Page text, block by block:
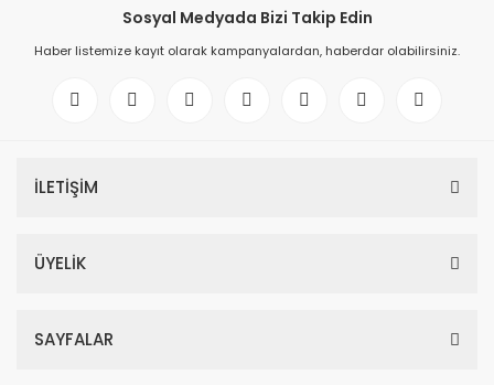
Sosyal Medyada Bizi Takip Edin
Haber listemize kayıt olarak kampanyalardan, haberdar olabilirsiniz.
İLETİŞİM
ÜYELİK
SAYFALAR